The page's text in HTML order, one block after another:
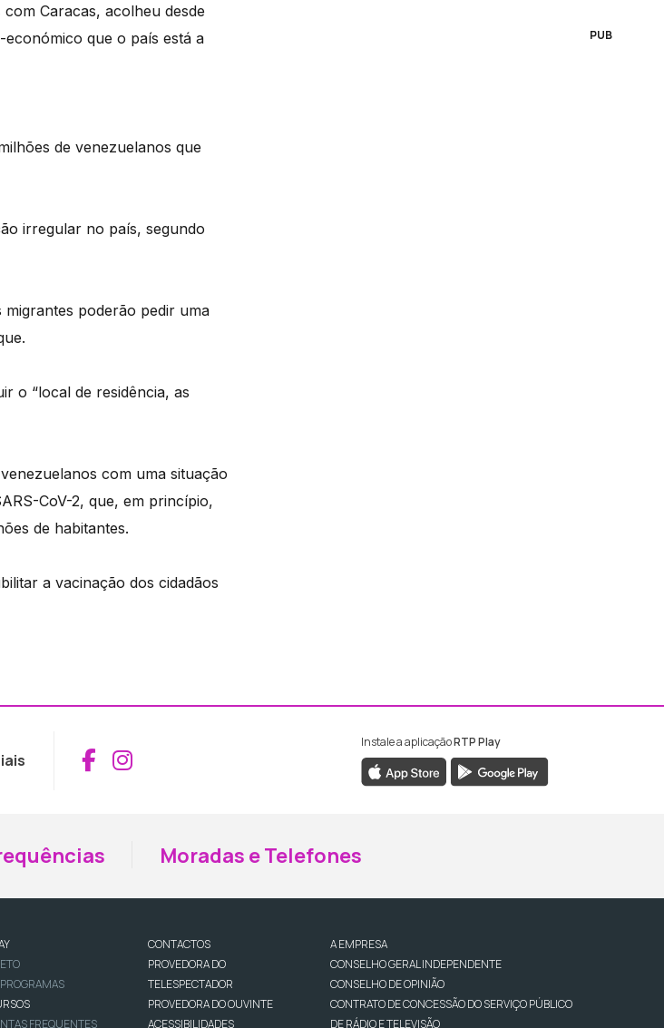
Caracas, acolheu desde
que o país está a
de venezuelanos que
irregular no país, segundo
migrantes poderão pedir uma
o “local de residência, as
com uma situação
CoV-2, que, em princípio,
de habitantes.
a vacinação dos cidadãos
PUB
Aceder ao Facebook da RTP Madeira
Aceder ao Instagram da RTP Madeira
Instale a aplicaçãoRTP Play
Moradas e Telefones
FREQUENTES
CONTACTOS
PROVEDORA DO
TELESPECTADOR
PROVEDORA DO OUVINTE
ACESSIBILIDADES
A EMPRESA
CONSELHO GERAL INDEPENDENTE
CONSELHO DE OPINIÃO
CONTRATO DE CONCESSÃO DO SERVIÇO PÚBLICO
DE RÁDIO E TELEVISÃO